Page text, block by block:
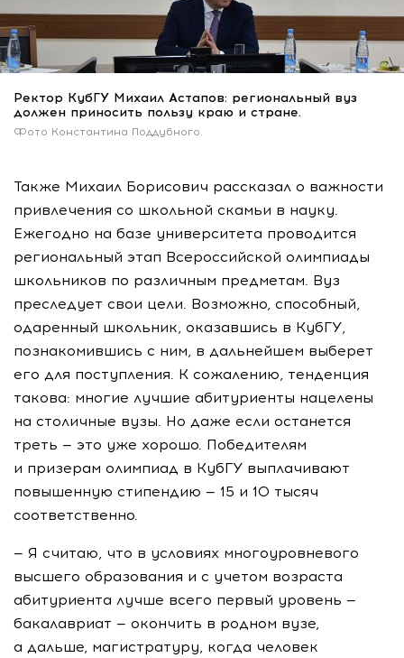
Ректор КубГУ Михаил Астапов: региональный вуз
должен приносить пользу краю и стране.
Фото Константина Поддубного.
Также Михаил Борисович рассказал о важности
привлечения со школьной скамьи в науку.
Ежегодно на базе университета проводится
региональный этап Всероссийской олимпиады
школьников по различным предметам. Вуз
преследует свои цели. Возможно, способный,
одаренный школьник, оказавшись в КубГУ,
познакомившись с ним, в дальнейшем выберет
его для поступления. К сожалению, тенденция
такова: многие лучшие абитуриенты нацелены
на столичные вузы. Но даже если останется
треть — это уже хорошо. Победителям
и призерам олимпиад в КубГУ выплачивают
повышенную стипендию — 15 и 10 тысяч
соответственно.
— Я считаю, что в условиях многоуровневого
высшего образования и с учетом возраста
абитуриента лучше всего первый уровень —
бакалавриат — окончить в родном вузе,
а дальше, магистратуру, когда человек